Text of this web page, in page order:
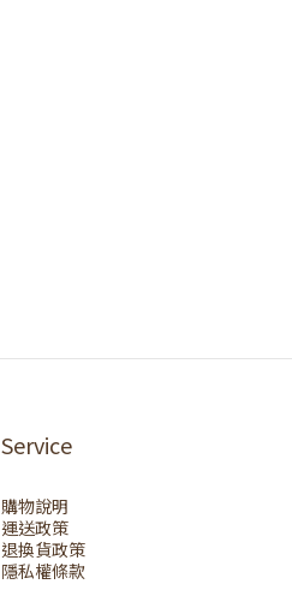
Service
購物說明
運送政策
退換貨政策
隱私權條款